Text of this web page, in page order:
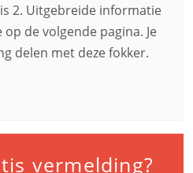
2. Uitgebreide informatie
de volgende pagina. Je
delen met deze fokker.
vermelding?